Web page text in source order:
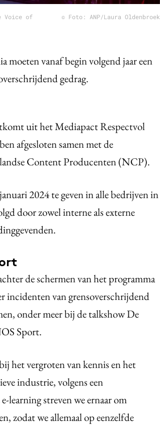
Voice of
© Foto: ANP/Laura Oldenbroek
moeten vanaf begin volgend jaar een
gedrag.
uit het Mediapact Respectvol
afgesloten samen met de
Content Producenten (NCP).
2024 te geven in alle bedrijven in
door zowel interne als externe
de schermen van het programma
incidenten van grensoverschrijdend
onder meer bij de talkshow De
Sport.
het vergroten van kennis en het
industrie, volgens een
learning streven we ernaar om
zodat we allemaal op eenzelfde